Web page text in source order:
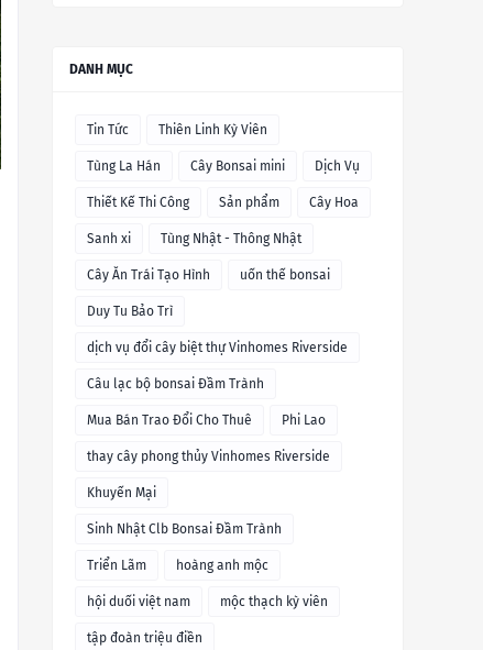
DANH MỤC
Tin Tức Thiên Linh Kỳ Viên
Tùng La Hán Cây Bonsai mini Dịch Vụ
Thiết Kế Thi Công Sản phẩm Cây Hoa
Sanh xi Tùng Nhật - Thông Nhật
Cây Ăn Trái Tạo Hình uốn thế bonsai
Duy Tu Bảo Trì
dịch vụ đổi cây biệt thự Vinhomes Riverside
Câu lạc bộ bonsai Đầm Trành
Mua Bán Trao Đổi Cho Thuê Phi Lao
thay cây phong thủy Vinhomes Riverside
Khuyến Mại
Sinh Nhật Clb Bonsai Đầm Trành
Triển Lãm hoàng anh mộc
hội duối việt nam mộc thạch kỳ viên
tập đoàn triệu điền